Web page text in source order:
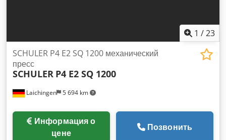
1 /23
Laichingen 5 694 km
SCHULER P4 E2 SQ 1200 механический
пресс
SCHULER P4 E2 SQ 1200
цене
Позвонить